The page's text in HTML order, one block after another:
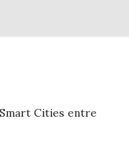
Cities entre